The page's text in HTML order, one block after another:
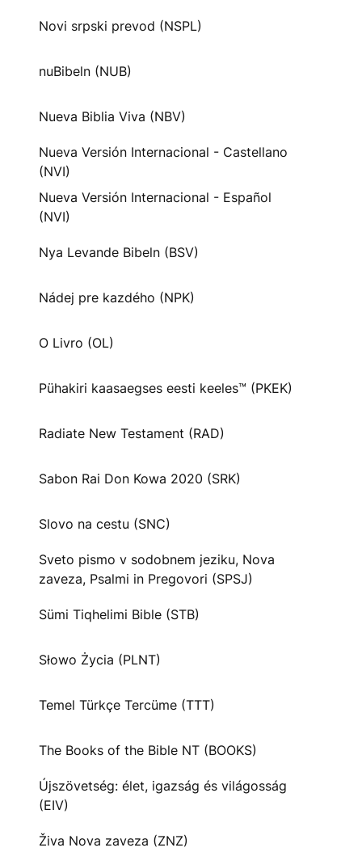
Novi srpski prevod (NSPL)
nuBibeln (NUB)
Nueva Biblia Viva (NBV)
Nueva Versión Internacional - Castellano
(NVI)
Nueva Versión Internacional - Español
(NVI)
Nya Levande Bibeln (BSV)
Nádej pre kazdého (NPK)
O Livro (OL)
Pühakiri kaasaegses eesti keeles™ (PKEK)
Radiate New Testament (RAD)
Sabon Rai Don Kowa 2020 (SRK)
Slovo na cestu (SNC)
Sveto pismo v sodobnem jeziku, Nova
zaveza, Psalmi in Pregovori (SPSJ)
Sümi Tiqhelimi Bible (STB)
Słowo Życia (PLNT)
Temel Türkçe Tercüme (TTT)
The Books of the Bible NT (BOOKS)
Újszövetség: élet, igazság és világosság
(EIV)
Živa Nova zaveza (ZNZ)